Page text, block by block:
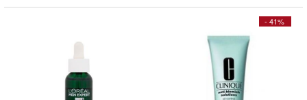
- 41%